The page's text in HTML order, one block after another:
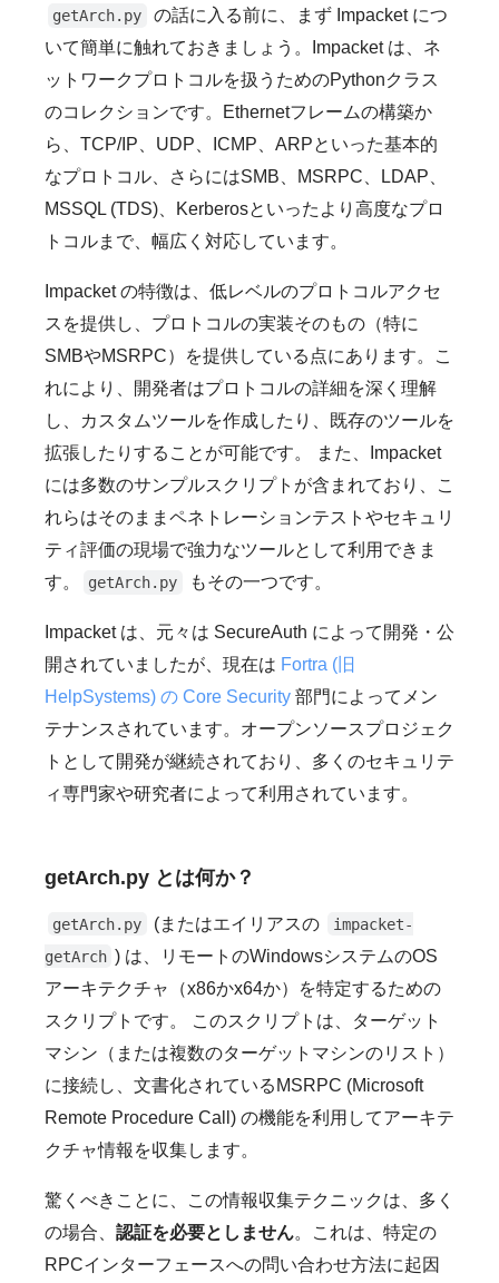
getArch.py
の話に入る前に、まず Impacket につ
いて簡単に触れておきましょう。Impacket は、ネ
ットワークプロトコルを扱うためのPythonクラス
のコレクションです。Ethernetフレームの構築か
ら、TCP/IP、UDP、ICMP、ARPといった基本的
なプロトコル、さらにはSMB、MSRPC、LDAP、
MSSQL (TDS)、Kerberosといったより高度なプロ
トコルまで、幅広く対応しています。
Impacket の特徴は、低レベルのプロトコルアクセ
スを提供し、プロトコルの実装そのもの（特に
SMBやMSRPC）を提供している点にあります。こ
れにより、開発者はプロトコルの詳細を深く理解
し、カスタムツールを作成したり、既存のツールを
拡張したりすることが可能です。 また、Impacket
には多数のサンプルスクリプトが含まれており、こ
れらはそのままペネトレーションテストやセキュリ
ティ評価の現場で強力なツールとして利用できま
す。
getArch.py もその一つです。
Impacket は、元々は SecureAuth によって開発・公
開されていましたが、現在は Fortra (旧
HelpSystems) の Core Security 部門によってメン
テナンスされています。オープンソースプロジェク
トとして開発が継続されており、多くのセキュリテ
ィ専門家や研究者によって利用されています。
getArch.py とは何か？
getArch.py (またはエイリアスの
impacket-
getArch ) は、リモートのWindowsシステムのOS
アーキテクチャ（x86かx64か）を特定するための
スクリプトです。 このスクリプトは、ターゲット
マシン（または複数のターゲットマシンのリスト）
に接続し、文書化されているMSRPC (Microsoft
Remote Procedure Call) の機能を利用してアーキテ
クチャ情報を収集します。
驚くべきことに、この情報収集テクニックは、多く
の場合、 認証を必要としません。これは、特定の
RPCインターフェースへの問い合わせ方法に起因